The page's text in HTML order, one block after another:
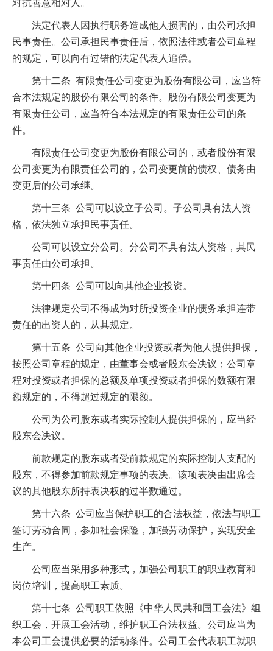
对抗善意相对人。
法定代表人因执行职务造成他人损害的，由公司承担
民事责任。公司承担民事责任后，依照法律或者公司章程
的规定，可以向有过错的法定代表人追偿。
第十二条 有限责任公司变更为股份有限公司，应当符
合本法规定的股份有限公司的条件。股份有限公司变更为
有限责任公司，应当符合本法规定的有限责任公司的条
件。
有限责任公司变更为股份有限公司的，或者股份有限
公司变更为有限责任公司的，公司变更前的债权、债务由
变更后的公司承继。
第十三条 公司可以设立子公司。子公司具有法人资
格，依法独立承担民事责任。
公司可以设立分公司。分公司不具有法人资格，其民
事责任由公司承担。
第十四条 公司可以向其他企业投资。
法律规定公司不得成为对所投资企业的债务承担连带
责任的出资人的，从其规定。
第十五条 公司向其他企业投资或者为他人提供担保，
按照公司章程的规定，由董事会或者股东会决议；公司章
程对投资或者担保的总额及单项投资或者担保的数额有限
额规定的，不得超过规定的限额。
公司为公司股东或者实际控制人提供担保的，应当经
股东会决议。
前款规定的股东或者受前款规定的实际控制人支配的
股东，不得参加前款规定事项的表决。该项表决由出席会
议的其他股东所持表决权的过半数通过。
第十六条 公司应当保护职工的合法权益，依法与职工
签订劳动合同，参加社会保险，加强劳动保护，实现安全
生产。
公司应当采用多种形式，加强公司职工的职业教育和
岗位培训，提高职工素质。
第十七条 公司职工依照《中华人民共和国工会法》组
织工会，开展工会活动，维护职工合法权益。公司应当为
本公司工会提供必要的活动条件。公司工会代表职工就职